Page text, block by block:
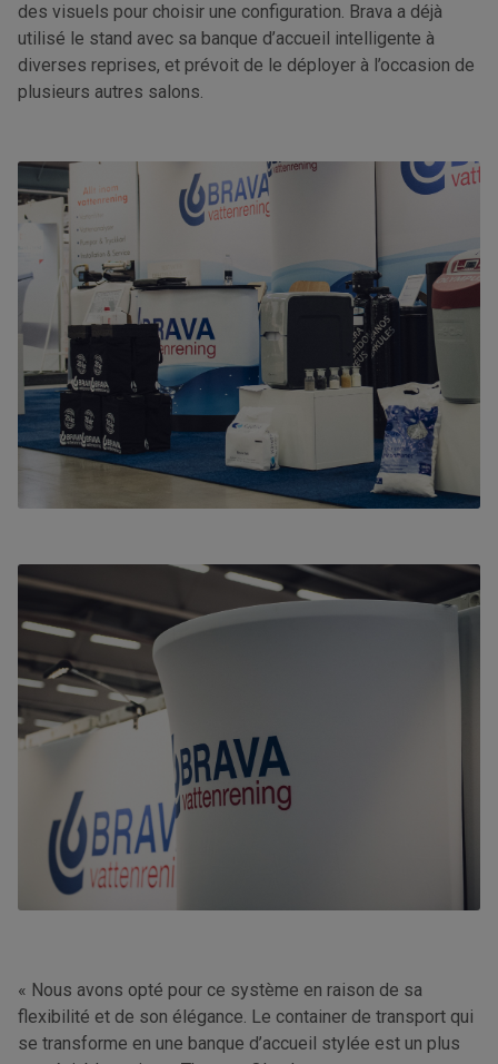
des visuels pour choisir une configuration. Brava a déjà
utilisé le stand avec sa banque d’accueil intelligente à
diverses reprises, et prévoit de le déployer à l’occasion de
plusieurs autres salons.
« Nous avons opté pour ce système en raison de sa
flexibilité et de son élégance. Le container de transport qui
se transforme en une banque d’accueil stylée est un plus